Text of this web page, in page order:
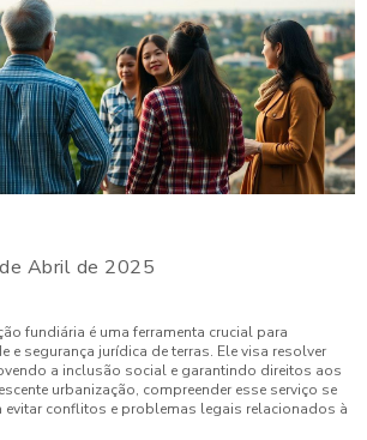
Abril de 2025
fundiária é uma ferramenta crucial para
e segurança jurídica de terras. Ele visa resolver
a inclusão social e garantindo direitos aos
urbanização, compreender esse serviço se
evitar conflitos e problemas legais relacionados à